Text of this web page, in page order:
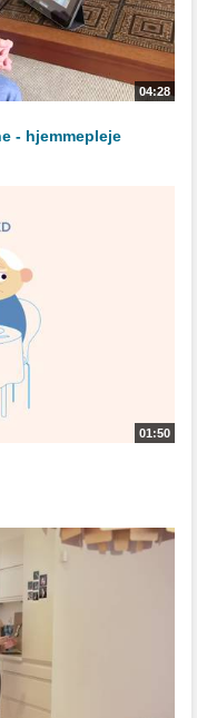
04:28
- hjemmepleje
01:50